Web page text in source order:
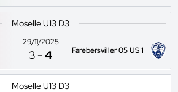
Moselle U13 D3
29/11/2025
3 -4 Farebersviller 05 US 1
Moselle U13 D3